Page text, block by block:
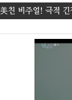
美친 비주얼! 극적